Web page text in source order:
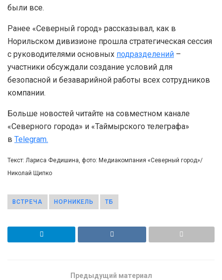
были все.
Ранее «Северный город» рассказывал, как в
Норильском дивизионе прошла стратегическая сессия
с руководителями основных подразделений –
участники обсуждали создание условий для
безопасной и безаварийной работы всех сотрудников
компании.
Больше новостей читайте на совместном канале
«Северного города» и «Таймырского телеграфа»
в Telegram.
Текст: Лариса Федишина, фото: Медиакомпания «Северный город»/
Николай Щипко
ВСТРЕЧА НОРНИКЕЛЬ ТБ
Предыдущий материал